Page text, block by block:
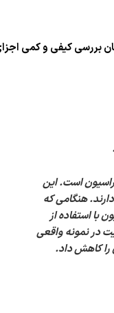
بررسی کیفی و کمی
است. این
هنگامی که
با استفاده از
در نمونه واقعی
را کاهش داد.